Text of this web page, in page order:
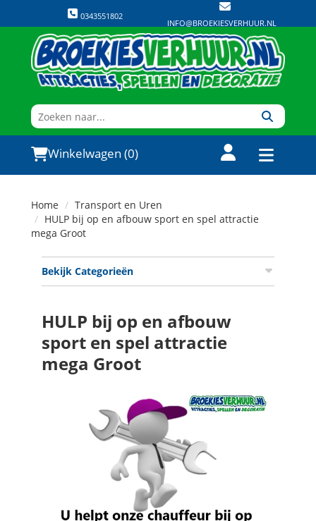
0343551802
INFO@BROEKIESVERHUUR.NL
Winkelwagen (0)
Home
Transport en Uren
HULP bij op en afbouw sport en spel attractie
mega Groot
Bekijk Categorieën
HULP bij op en afbouw
sport en spel attractie
mega Groot